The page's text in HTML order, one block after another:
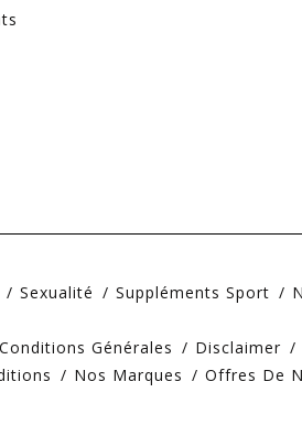
Sexualité Suppléments Sport
Conditions Générales Disclaimer
Nos Marques Offres De